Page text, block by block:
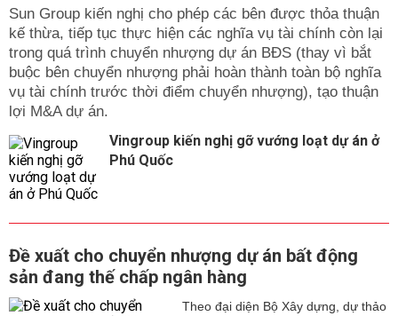
Sun Group kiến nghị cho phép các bên được thỏa thuận
kế thừa, tiếp tục thực hiện các nghĩa vụ tài chính còn lại
trong quá trình chuyển nhượng dự án BĐS (thay vì bắt
buộc bên chuyển nhượng phải hoàn thành toàn bộ nghĩa
vụ tài chính trước thời điểm chuyển nhượng), tạo thuận
lợi M&A dự án.
Vingroup kiến nghị gỡ vướng loạt dự án ở
Phú Quốc
Đề xuất cho chuyển nhượng dự án bất động
sản đang thế chấp ngân hàng
Theo đại diện Bộ Xây dựng, dự thảo